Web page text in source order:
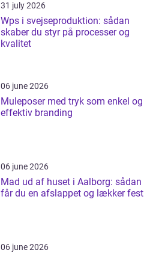
31 july 2026
Wps i svejseproduktion: sådan
skaber du styr på processer og
kvalitet
06 june 2026
Muleposer med tryk som enkel og
effektiv branding
06 june 2026
Mad ud af huset i Aalborg: sådan
får du en afslappet og lækker fest
06 june 2026